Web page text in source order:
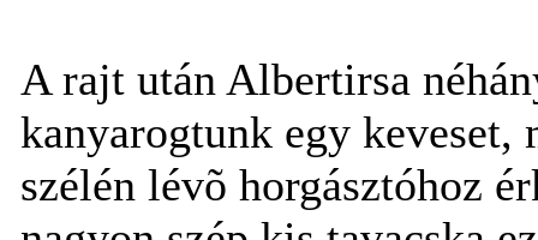
A rajt után Albertirsa
kanyarogtunk egy keveset,
szélén lévõ horgásztóhoz